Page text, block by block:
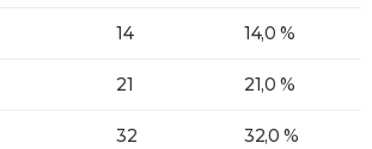
14 14,0 %
21 21,0 %
32 32,0 %